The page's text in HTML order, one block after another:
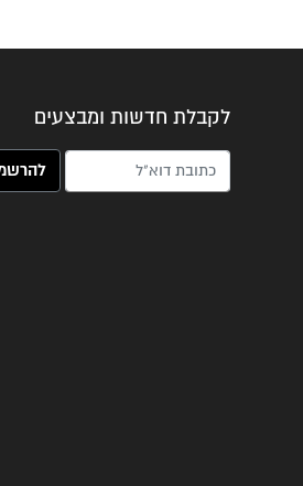
לקבלת חדשות ומבצעים
האימייל שלך (חובה)